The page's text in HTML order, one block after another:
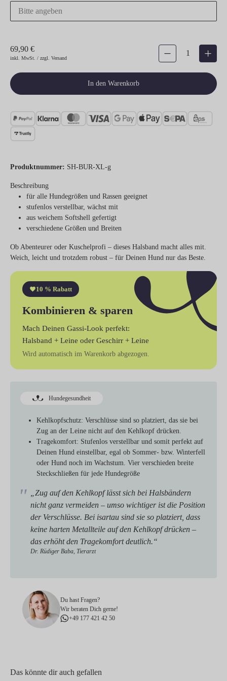
69,90 €
inkl. MwSt. / zzgl. Versand
Produkt Anzahl: Gib den
In den Warenkorb
Produktnummer: SH-BUR-XL-g
Beschreibung
für alle Hundegrößen und Rassen geeignet
stufenlos verstellbar, wächst mit
aus weichem Softshell gefertigt
verschiedene Größen und Breiten
Ob Abenteurer oder Kuschelprofi – dieses Halsband macht alles mit.
Weich, leicht und trotzdem robust – für Deinen Hund nur das Beste.
10 % Rabatt
Kombinieren & sparen
Mach Deinen Gassi-Look perfekt:
Halsband + Leine oder Geschirr + Leine
Wird automatisch im Warenkorb abgezogen.
Hundegesundheit
Kehlkopfschutz: Verschlüsse sind so platziert, das sie bei
Zug an der Leine nicht auf den Kehlkopf drücken.
Tragekomfort: Stufenlos verstellbar und somit perfekt auf
Deinen Hund einstellbar, egal ob Sommer- bzw. Winterfell
oder Hund noch im Wachstum. Vier verschieden breite
Steckschließen für jede Hundegröße
„Zug auf den Kehlkopf lässt sich bei Halsbändern
nicht ganz vermeiden – umso wichtiger ist die Position
der Verschlüsse. Bei isartau sind sie so platziert, dass
keine harten Metallteile auf den Kehlkopf drücken –
das erhöht den Tragekomfort deutlich.“
Dr. Rüdiger Baba, Tierarzt
Du hast Fragen?
Wir beraten Dich gerne!
+49 177 421 42 50
Das könnte dir auch gefallen